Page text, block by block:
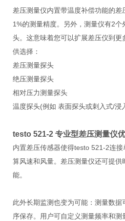
差压测量仪内置带温度补偿功能的差
1%的测量精度。另外，测量仪有2
头。这意味着您可以扩展差压仪到
供选择：
差压测量探头
绝压测量探头
相对压力测量探头
温度探头(例如 表面探头或刺入式/浸
testo 521-2 专业型差压测量仪
内置差压传感器使得testo 521-2连
算风速和风量。差压测量仪还可提
能。
此外长期监测也变为可能：测量数
序保存。用户可自定义测量频率和